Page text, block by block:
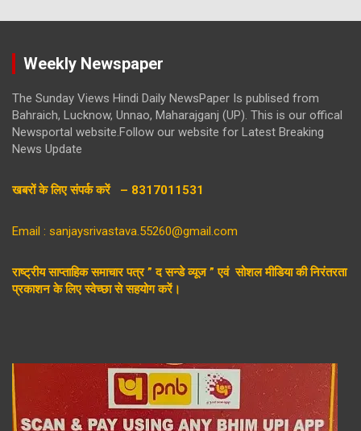
Weekly Newspaper
The Sunday Views Hindi Daily NewsPaper Is publised from
Bahraich, Lucknow, Unnao, Maharajganj (UP). This is our offical
Newsportal website.Follow our website for Latest Breaking
News Update
खबरों के लिए संपर्क करें – 8317011531
Email : sanjaysrivastava.55260@gmail.com
राष्ट्रीय साप्ताहिक समाचार पत्र ” द सन्डे व्यूज ” एवं सोशल मीडिया की निरंतरता
प्रकाशन के लिए स्वेच्छा से सहयोग करें।